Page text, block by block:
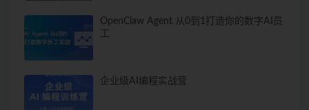
OpenClaw Agent 从0到1打造你的数字AI员
工
企业级AI编程实战营